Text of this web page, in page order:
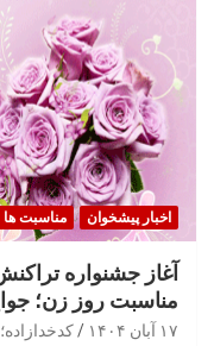
اخبار پیشخوان مناسبت ها
آغاز جشنواره
مناسبت روز زن؛ جوایز
۱۷ آبان ۱۴۰۴